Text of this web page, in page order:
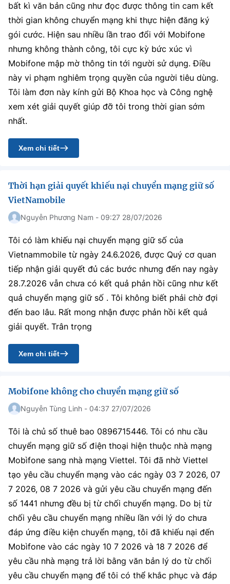
bất kì văn bản cũng như đọc được thông tin cam kết
thời gian không chuyển mạng khi thực hiện đăng ký
gói cước. Hiện sau nhiều lần trao đổi với Mobifone
nhưng không thành công, tôi cực kỳ bức xúc vì
Mobifone mập mờ thông tin tới người sử dụng. Điều
này vi phạm nghiêm trọng quyền của người tiêu dùng.
Tôi làm đơn này kính gửi Bộ Khoa học và Công nghệ
xem xét giải quyết giúp đỡ tôi trong thời gian sớm
nhất.
Xem chi tiết
Thời hạn giải quyết khiếu nại chuyển mạng giữ số
VietNamobile
Nguyễn Phương Nam - 09:27 28/07/2026
Tôi có làm khiếu nại chuyển mạng giữ số của
Vietnammobile từ ngày 24.6.2026, được Quý cơ quan
tiếp nhận giải quyết đủ các bước nhưng đến nay ngày
28.7.2026 vẫn chưa có kết quả phản hồi cũng như kết
quả chuyển mạng giữ số . Tôi không biết phải chờ đợi
đến bao lâu. Rất mong nhận được phản hồi kết quả
giải quyết. Trân trọng
Xem chi tiết
Mobifone không cho chuyển mạng giữ số
Nguyễn Tùng Linh - 04:37 27/07/2026
Tôi là chủ số thuê bao 0896715446. Tôi có nhu cầu
chuyển mạng giữ số điện thoại hiện thuộc nhà mạng
Mobìfone sang nhà mạng Viettel. Tôi đã nhờ Viettel
tạo yêu cầu chuyển mạng vào các ngày 03 7 2026, 07
7 2026, 08 7 2026 và gửi yêu cầu chuyển mạng đến
số 1441 nhưng đều bị từ chối chuyển mạng. Do bị từ
chối yêu cầu chuyển mạng nhiều lần với lý do chưa
đáp ứng điều kiện chuyển mạng, tôi đã khiếu nại đến
Mobìfone vào các ngày 10 7 2026 và 18 7 2026 để
yêu cầu nhà mạng trả lời bằng văn bản lý do từ chối
yêu cầu chuyển mạng để tôi có thể khắc phục và đáp